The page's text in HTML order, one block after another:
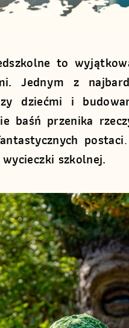
to
Jednym z
dziećmi i
baśń przenika
postaci.
szkolnej.